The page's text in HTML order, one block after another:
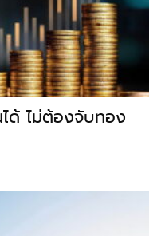
ได้ ไม่ต้องจับทอง